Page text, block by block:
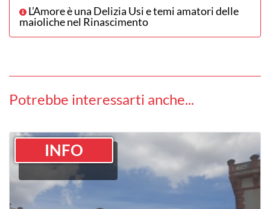
L’Amore è una Delizia Usi e temi amatori delle
maioliche nel Rinascimento
Potrebbe interessarti anche...
INFO